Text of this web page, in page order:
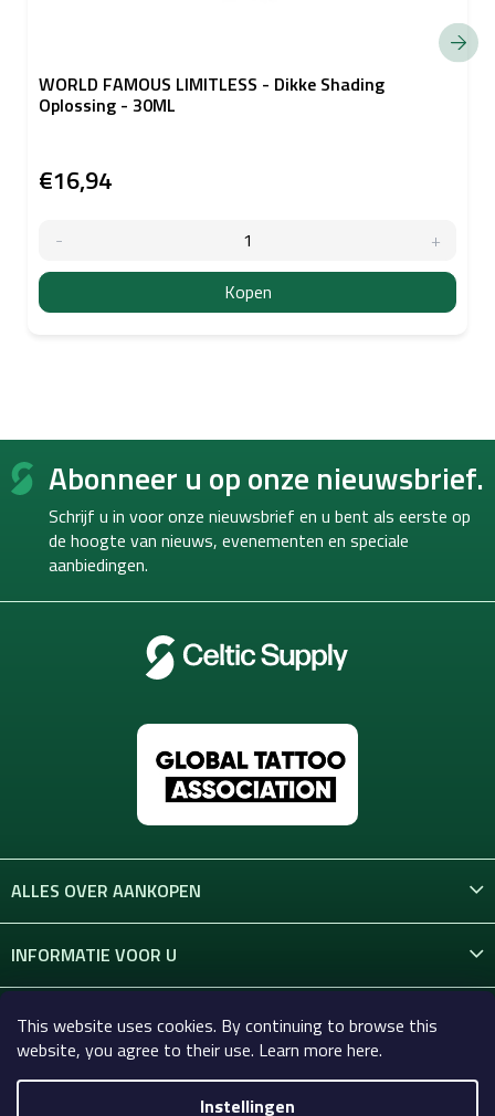
This website uses cookies. By continuing to browse this
website, you agree to their use. Learn more here.
Instellingen
WORLD FAMOUS LIMITLESS - Dikke Shading
Oplossing - 30ML
€16,94
Kopen
F
Abonneer u op onze nieuwsbrief.
Schrijf u in voor onze nieuwsbrief en u bent als eerste op
de hoogte van nieuws, evenementen en speciale
aanbiedingen.
ALLES OVER AANKOPEN
INFORMATIE VOOR U
CONTACT